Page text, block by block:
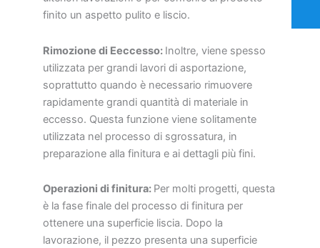
finito un aspetto pulito e liscio.
Rimozione di Eeccesso: Inoltre, viene spesso
utilizzata per grandi lavori di asportazione,
soprattutto quando è necessario rimuovere
rapidamente grandi quantità di materiale in
eccesso. Questa funzione viene solitamente
utilizzata nel processo di sgrossatura, in
preparazione alla finitura e ai dettagli più fini.
Operazioni di finitura: Per molti progetti, questa
è la fase finale del processo di finitura per
ottenere una superficie liscia. Dopo la
lavorazione, il pezzo presenta una superficie